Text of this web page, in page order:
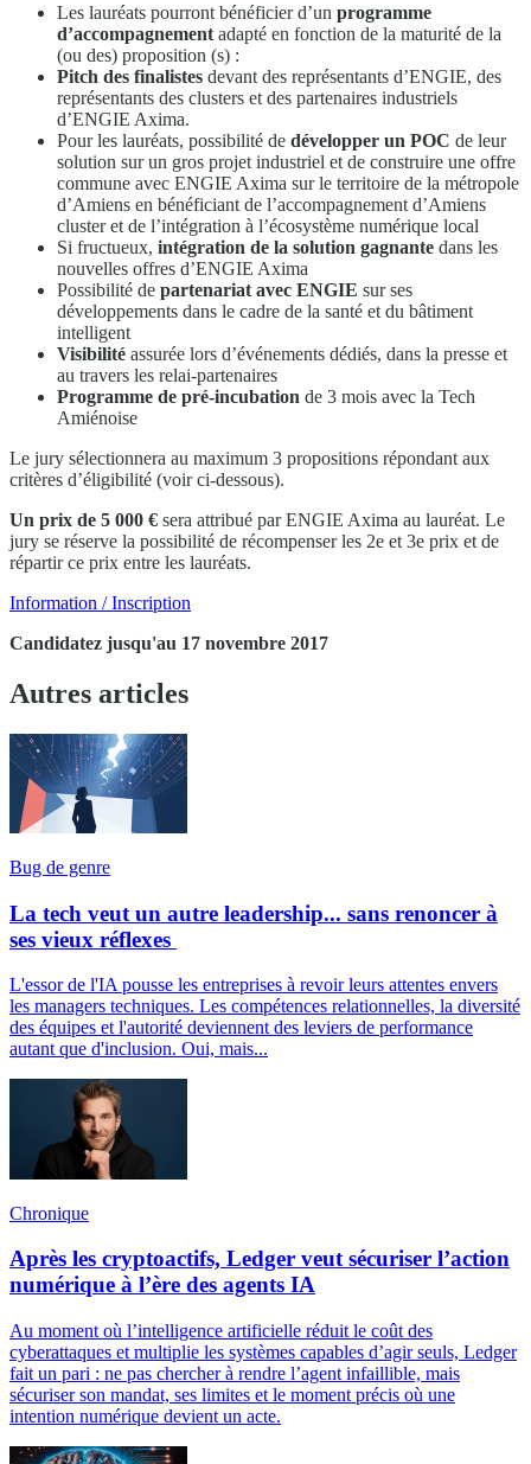
Les lauréats pourront bénéficier d’un programme
d’accompagnement adapté en fonction de la maturité de la
(ou des) proposition (s) :
Pitch des finalistes devant des représentants d’ENGIE, des
représentants des clusters et des partenaires industriels
d’ENGIE Axima.
Pour les lauréats, possibilité de développer un POC de leur
solution sur un gros projet industriel et de construire une offre
commune avec ENGIE Axima sur le territoire de la métropole
d’Amiens en bénéficiant de l’accompagnement d’Amiens
cluster et de l’intégration à l’écosystème numérique local
Si fructueux, intégration de la solution gagnante dans les
nouvelles offres d’ENGIE Axima
Possibilité de partenariat avec ENGIE sur ses
développements dans le cadre de la santé et du bâtiment
intelligent
Visibilité assurée lors d’événements dédiés, dans la presse et
au travers les relai-partenaires
Programme de pré-incubation de 3 mois avec la Tech
Amiénoise
Le jury sélectionnera au maximum 3 propositions répondant aux
critères d’éligibilité (voir ci-dessous).
Un prix de 5 000 € sera attribué par ENGIE Axima au lauréat. Le
jury se réserve la possibilité de récompenser les 2e et 3e prix et de
répartir ce prix entre les lauréats.
Information / Inscription
Candidatez jusqu'au 17 novembre 2017
Autres articles
Bug de genre
La tech veut un autre leadership... sans renoncer à
ses vieux réflexes
L'essor de l'IA pousse les entreprises à revoir leurs attentes envers
les managers techniques. Les compétences relationnelles, la diversité
des équipes et l'autorité deviennent des leviers de performance
autant que d'inclusion. Oui, mais...
Chronique
Après les cryptoactifs, Ledger veut sécuriser l’action
numérique à l’ère des agents IA
Au moment où l’intelligence artificielle réduit le coût des
cyberattaques et multiplie les systèmes capables d’agir seuls, Ledger
fait un pari : ne pas chercher à rendre l’agent infaillible, mais
sécuriser son mandat, ses limites et le moment précis où une
intention numérique devient un acte.